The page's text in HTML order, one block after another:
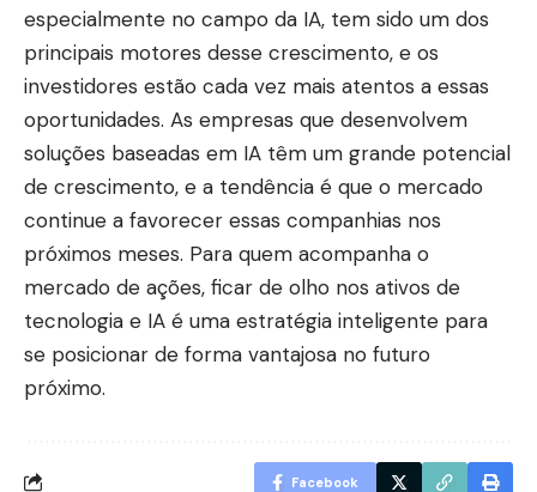
especialmente no campo da IA, tem sido um dos
principais motores desse crescimento, e os
investidores estão cada vez mais atentos a essas
oportunidades. As empresas que desenvolvem
soluções baseadas em IA têm um grande potencial
de crescimento, e a tendência é que o mercado
continue a favorecer essas companhias nos
próximos meses. Para quem acompanha o
mercado de ações, ficar de olho nos ativos de
tecnologia e IA é uma estratégia inteligente para
se posicionar de forma vantajosa no futuro
próximo.
Facebook